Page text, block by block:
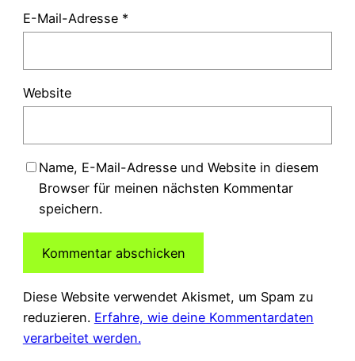
E-Mail-Adresse *
Website
Name, E-Mail-Adresse und Website in diesem
Browser für meinen nächsten Kommentar
speichern.
Diese Website verwendet Akismet, um Spam zu
reduzieren. Erfahre, wie deine Kommentardaten
verarbeitet werden.